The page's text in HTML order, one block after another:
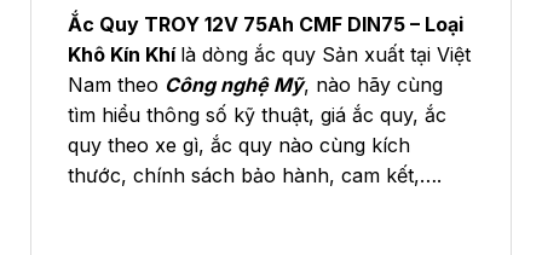
Ắc Quy TROY 12V 75Ah CMF DIN75 – Loại
Khô Kín Khí là dòng ắc quy Sản xuất tại Việt
Nam theo Công nghệ Mỹ, nào hãy cùng
tìm hiểu thông số kỹ thuật, giá ắc quy, ắc
quy theo xe gì, ắc quy nào cùng kích
thước, chính sách bảo hành, cam kết,….